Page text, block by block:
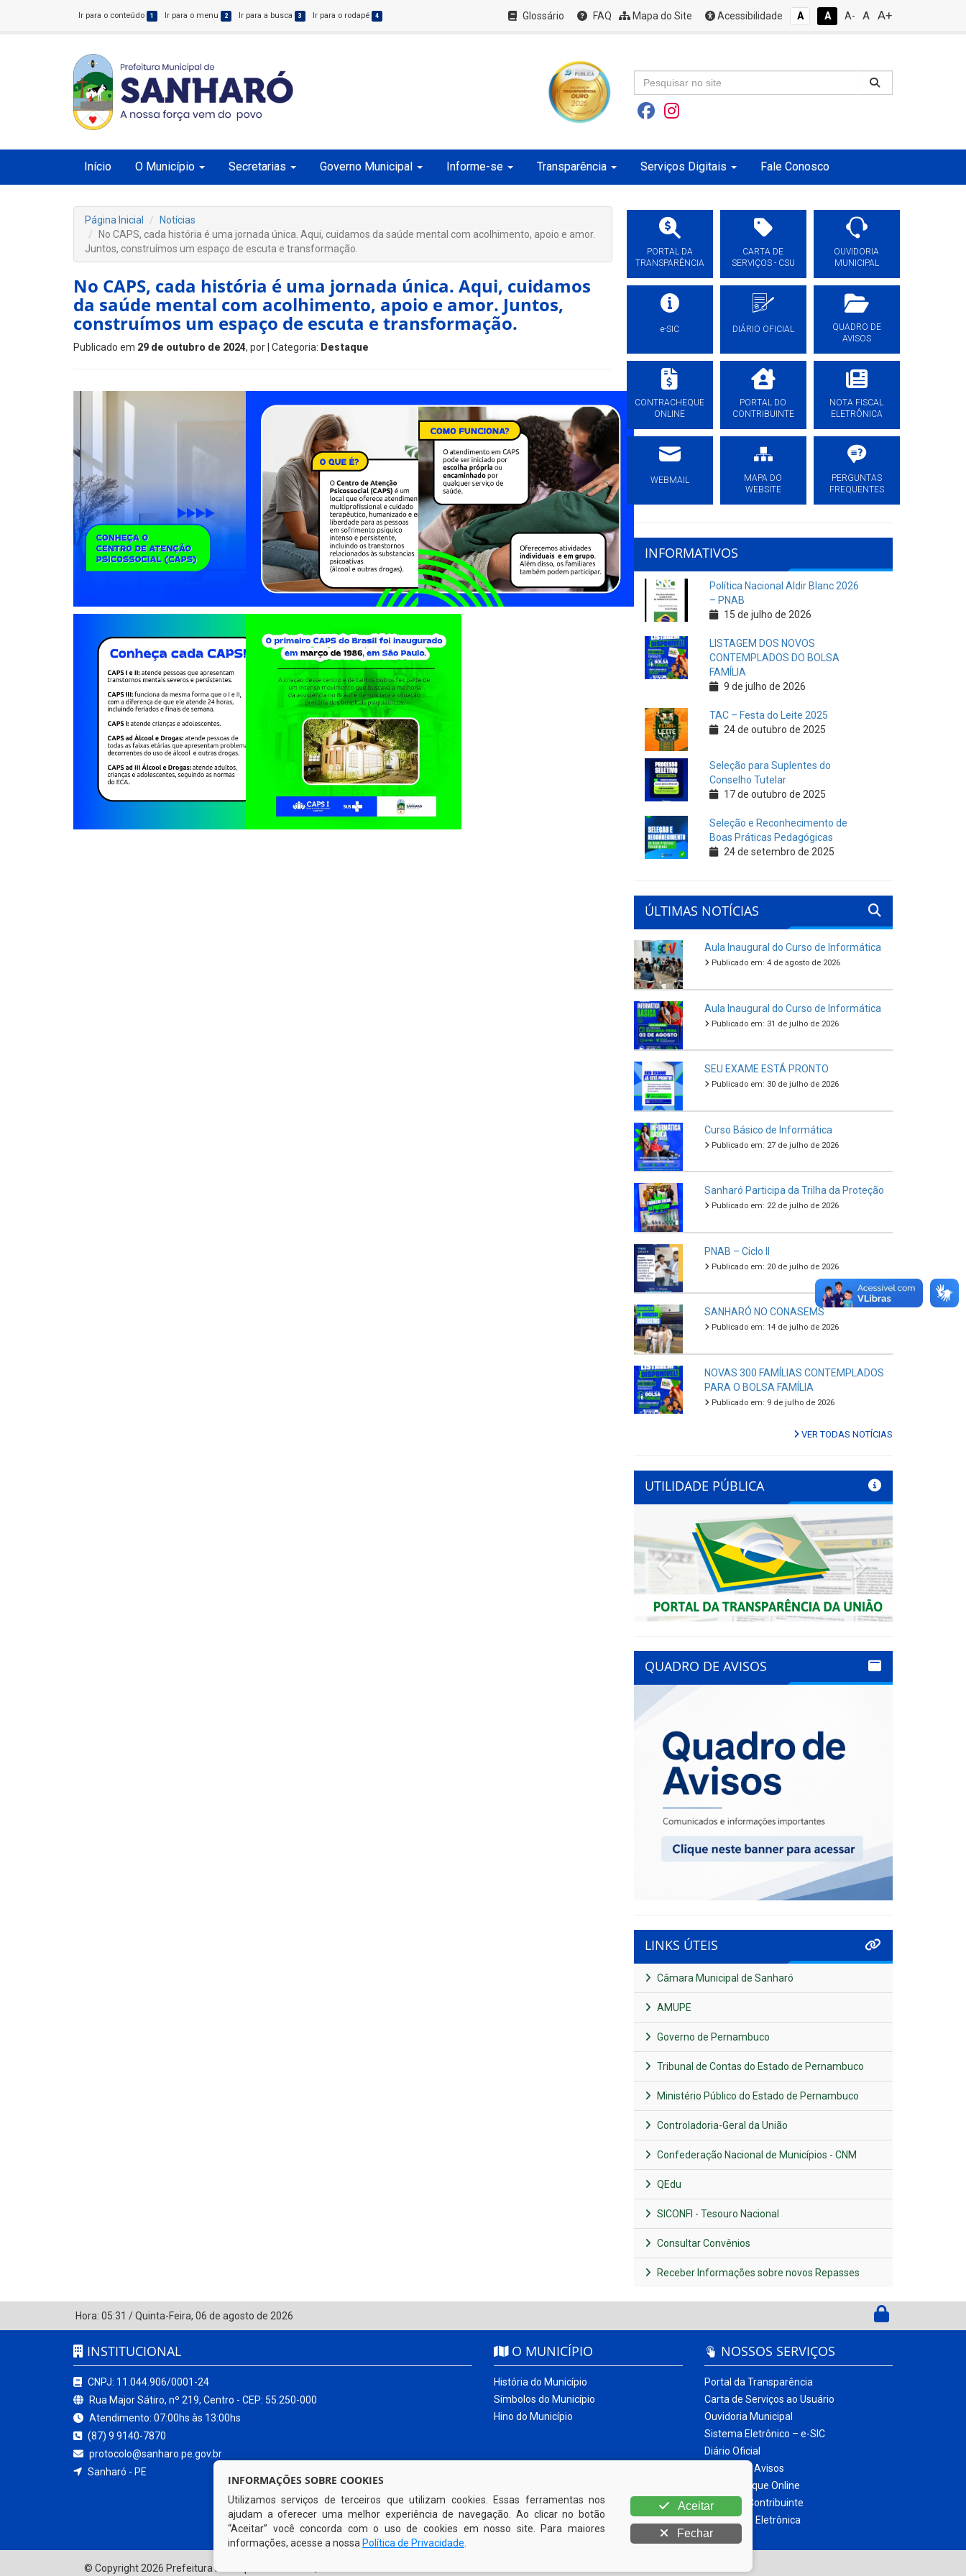
Ir para o conteúdo 1 Ir para o menu 2 Ir para a busca 3 Ir para o rodapé 4 Glossário FAQ Mapa do Site Acessibilidade A A A- A A+
Início O Município Secretarias Governo Municipal Informe-se Transparência Serviços Digitais Fale Conosco
Página Inicial
Notícias
No CAPS, cada história é uma jornada única. Aqui, cuidamos da saúde mental com acolhimento, apoio e amor.
Juntos, construímos um espaço de escuta e transformação.
No CAPS, cada história é uma jornada única. Aqui, cuidamos
da saúde mental com acolhimento, apoio e amor. Juntos,
construímos um espaço de escuta e transformação.
Publicado em 29 de outubro de 2024, por | Categoria: Destaque
PORTAL DA
TRANSPARÊNCIA
CARTA DE
SERVIÇOS - CSU
OUVIDORIA
MUNICIPAL
e-SIC DIÁRIO OFICIAL
QUADRO DE
AVISOS
CONTRACHEQUE
ONLINE
PORTAL DO
CONTRIBUINTE
NOTA FISCAL
ELETRÔNICA
WEBMAIL
MAPA DO
WEBSITE
PERGUNTAS
FREQUENTES
INFORMATIVOS
Política Nacional Aldir Blanc 2026
– PNAB
15 de julho de 2026
LISTAGEM DOS NOVOS
CONTEMPLADOS DO BOLSA
FAMÍLIA
9 de julho de 2026
TAC – Festa do Leite 2025
24 de outubro de 2025
Seleção para Suplentes do
Conselho Tutelar
17 de outubro de 2025
Seleção e Reconhecimento de
Boas Práticas Pedagógicas
24 de setembro de 2025
ÚLTIMAS NOTÍCIAS
Aula Inaugural do Curso de Informática
Publicado em: 4 de agosto de 2026
Aula Inaugural do Curso de Informática
Publicado em: 31 de julho de 2026
SEU EXAME ESTÁ PRONTO
Publicado em: 30 de julho de 2026
Curso Básico de Informática
Publicado em: 27 de julho de 2026
Sanharó Participa da Trilha da Proteção
Publicado em: 22 de julho de 2026
PNAB – Ciclo II
Publicado em: 20 de julho de 2026
SANHARÓ NO CONASEMS
Publicado em: 14 de julho de 2026
NOVAS 300 FAMÍLIAS CONTEMPLADOS
PARA O BOLSA FAMÍLIA
Publicado em: 9 de julho de 2026
VER TODAS NOTÍCIAS
UTILIDADE PÚBLICA
Previous Next
QUADRO DE AVISOS
LINKS ÚTEIS
Câmara Municipal de Sanharó
AMUPE
Governo de Pernambuco
Tribunal de Contas do Estado de Pernambuco
Ministério Público do Estado de Pernambuco
Controladoria-Geral da União
Confederação Nacional de Municípios - CNM
QEdu
SICONFI - Tesouro Nacional
Consultar Convênios
Receber Informações sobre novos Repasses
Hora: 05:31 /Quinta-Feira, 06 de agosto de 2026
INSTITUCIONAL
CNPJ: 11.044.906/0001-24
Rua Major Sátiro, nº 219, Centro - CEP: 55.250-000
Atendimento: 07:00hs às 13:00hs
(87) 9 9140-7870
protocolo@sanharo.pe.gov.br
Sanharó - PE
O MUNICÍPIO
História do Município
Símbolos do Município
Hino do Município
NOSSOS SERVIÇOS
Portal da Transparência
Carta de Serviços ao Usuário
Ouvidoria Municipal
Sistema Eletrônico – e-SIC
Diário Oficial
Quadro de Avisos
Contracheque Online
Portal do Contribuinte
Nota Fiscal Eletrônica
© Copyright 2026 Prefeitura Municipal de Sanharó | Todos os direitos reservados
INFORMAÇÕES SOBRE COOKIES
Utilizamos serviços de terceiros que utilizam cookies. Essas ferramentas nos
ajudam a oferecer uma melhor experiência de navegação. Ao clicar no botão
“Aceitar” você concorda com o uso de cookies em nosso site. Para maiores
informações, acesse a nossa Política de Privacidade
Aceitar
Fechar